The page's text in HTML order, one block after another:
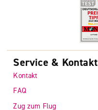
Service & Kontakt
Kontakt
FAQ
Zug zum Flug